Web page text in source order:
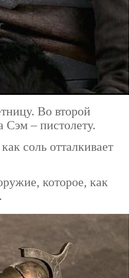
Во второй
Сэм – пистолету.
соль отталкивает
которое, как